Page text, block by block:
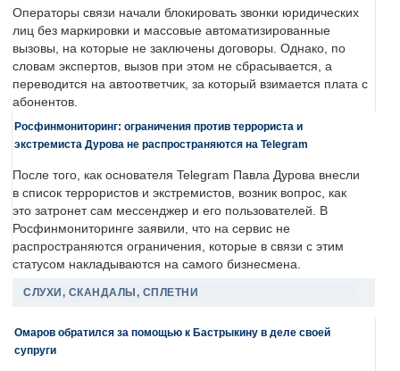
Операторы связи начали блокировать звонки юридических
лиц без маркировки и массовые автоматизированные
вызовы, на которые не заключены договоры. Однако, по
словам экспертов, вызов при этом не сбрасывается, а
переводится на автоответчик, за который взимается плата с
абонентов.
Росфинмониторинг: ограничения против террориста и
экстремиста Дурова не распространяются на Telegram
После того, как основателя Telegram Павла Дурова внесли
в список террористов и экстремистов, возник вопрос, как
это затронет сам мессенджер и его пользователей. В
Росфинмониторинге заявили, что на сервис не
распространяются ограничения, которые в связи с этим
статусом накладываются на самого бизнесмена.
СЛУХИ, СКАНДАЛЫ, СПЛЕТНИ
Омаров обратился за помощью к Бастрыкину в деле своей
супруги